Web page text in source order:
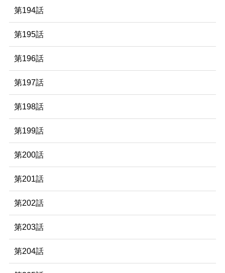
第194話
第195話
第196話
第197話
第198話
第199話
第200話
第201話
第202話
第203話
第204話